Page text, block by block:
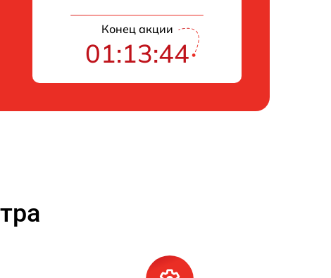
Конец акции
01:13:43